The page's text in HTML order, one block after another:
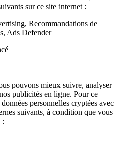
sur ce site internet :
Recommandations de
Ads Defender
pouvons mieux suivre, analyser
publicités en ligne. Pour ce
personnelles cryptées avec
suivants, à condition que vous
: